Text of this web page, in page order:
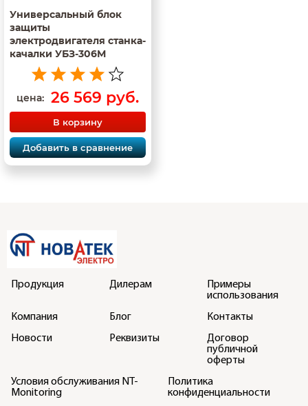
Универсальный блок
защиты
электродвигателя станка-
качалки УБЗ-306М
цена: 26 569 руб.
В корзину
Добавить в сравнение
Продукция Дилерам
Примеры
использования
Компания
Блог
Контакты
Новости
Реквизиты
Договор
публичной
оферты
Условия обслуживания NT-
Monitoring
Политика
конфиденциальности